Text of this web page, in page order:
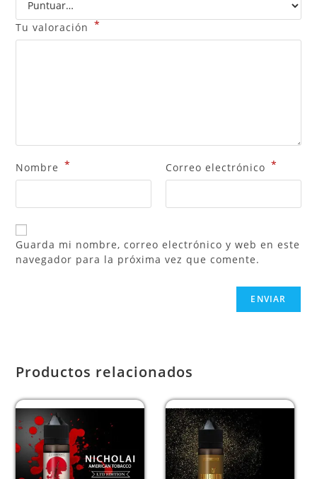
Tu valoración *
Nombre * Correo electrónico *
Guarda mi nombre, correo electrónico y web en este
navegador para la próxima vez que comente.
Productos relacionados